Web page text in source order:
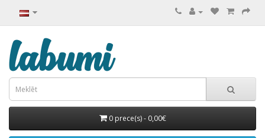
0 prece(s) - 0,00€